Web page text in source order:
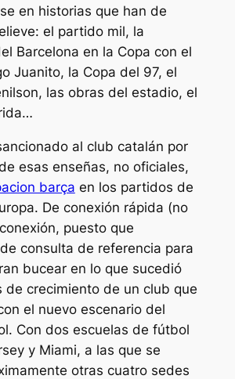
en historias que han de
el partido mil, la
Barcelona en la Copa con el
Juanito, la Copa del 97, el
las obras del estadio, el
al club catalán por
esas enseñas, no oficiales,
barça en los partidos de
De conexión rápida (no
puesto que
consulta de referencia para
bucear en lo que sucedió
de crecimiento de un club que
el nuevo escenario del
Con dos escuelas de fútbol
y Miami, a las que se
otras cuatro sedes